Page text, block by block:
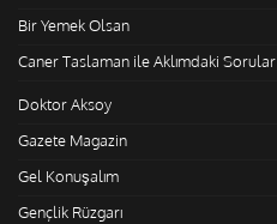
Bir Yemek Olsan
Caner Taslaman ile Aklımdaki Sorular
Doktor Aksoy
Gazete Magazin
Gel Konuşalım
Gençlik Rüzgarı